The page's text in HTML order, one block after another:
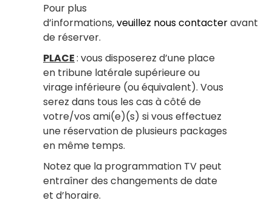
Pour plus
d’informations,veuillez nous contacteravant
de réserver.
PLACE: vous disposerez d’une place
en tribune latérale supérieure ou
virage inférieure (ou équivalent). Vous
serez dans tous les cas à côté de
votre/vos ami(e)(s) si vous effectuez
une réservation de plusieurs packages
en même temps.
Notez que la programmation TV peut
entraîner des changements de date
et d’horaire.